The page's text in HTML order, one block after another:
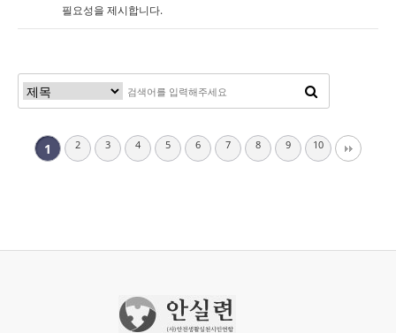
필요성을 제시합니다.
1 2 3 4 5 6 7 8 9 10